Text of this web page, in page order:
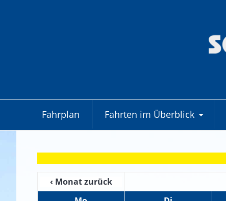
Fahrplan Fahrten im Überblick
‹ Monat zurück